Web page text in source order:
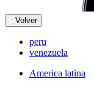
Volver
peru
venezuela
America latina